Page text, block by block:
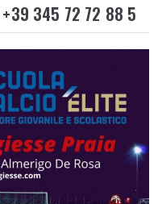
+39 345 72 72 88 5